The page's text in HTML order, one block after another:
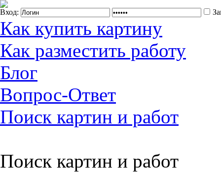
Вход:
Как купить картину
Как разместить работу
Блог
Вопрос-Ответ
Поиск картин и работ
Поиск картин и работ